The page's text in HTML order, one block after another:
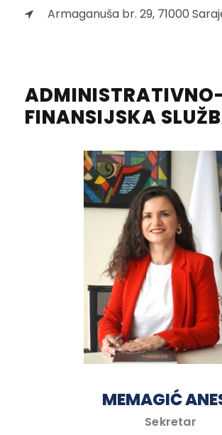
Armaganuša br. 29, 71000
FINANSIJSKA
MEMAGIĆ
Sekretar